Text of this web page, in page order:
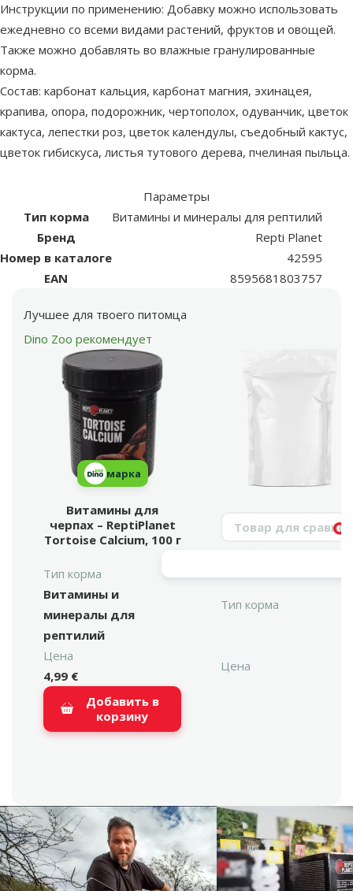
Инструкции по применению: Добавку можно использовать
ежедневно со всеми видами растений, фруктов и овощей.
Также можно добавлять во влажные гранулированные
корма.
Состав: карбонат кальция, карбонат магния, эхинацея,
крапива, опора, подорожник, чертополох, одуванчик, цветок
кактуса, лепестки роз, цветок календулы, съедобный кактус,
цветок гибискуса, листья тутового дерева, пчелиная пыльца.
Параметры
Тип корма
Витамины и минералы для рептилий
Бренд
Repti Planet
Номер в каталоге
42595
EAN
8595681803757
Лучшее для твоего питомца
Dino Zoo рекомендует
марка
Витамины для
черпах – ReptiPlanet
Tortoise Calcium, 100 г
Тип корма
Витамины и
минералы для
рептилий
Тип корма
Цена
4,99 €
Цена
Добавить в
корзину